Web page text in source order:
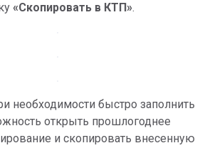
«Скопировать в КТП».
необходимости быстро заполнить
открыть прошлогоднее
и скопировать внесенную